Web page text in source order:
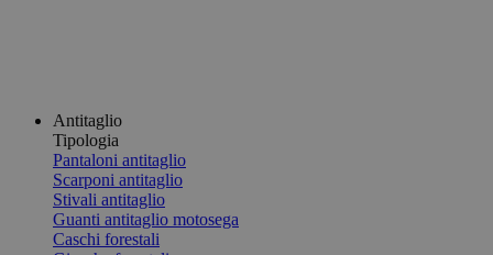
Antitaglio
Tipologia
Pantaloni antitaglio
Scarponi antitaglio
Stivali antitaglio
Guanti antitaglio motosega
Caschi forestali